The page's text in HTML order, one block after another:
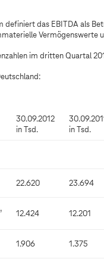
definiert das EBITDA als
Vermögenswerte
im dritten Quartal
30.09.2012
in Tsd.
in Tsd.
22.620 23.694
12.424 12.201
1.906 1.375